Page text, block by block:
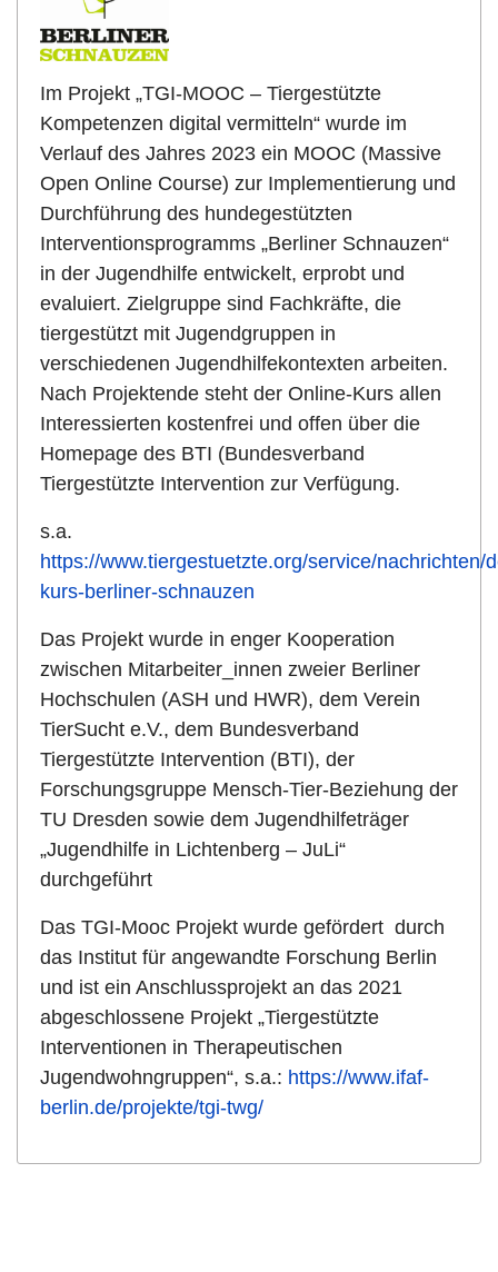
Im Projekt „TGI-MOOC – Tiergestützte
Kompetenzen digital vermitteln“ wurde im
Verlauf des Jahres 2023 ein MOOC (Massive
Open Online Course) zur Implementierung und
Durchführung des hundegestützten
Interventionsprogramms „Berliner Schnauzen“
in der Jugendhilfe entwickelt, erprobt und
evaluiert. Zielgruppe sind Fachkräfte, die
tiergestützt mit Jugendgruppen in
verschiedenen Jugendhilfekontexten arbeiten.
Nach Projektende steht der Online-Kurs allen
Interessierten kostenfrei und offen über die
Homepage des BTI (Bundesverband
Tiergestützte Intervention zur Verfügung.
s.a.
https://www.tiergestuetzte.org/service/nachrichten/
kurs-berliner-schnauzen
Das Projekt wurde in enger Kooperation
zwischen Mitarbeiter_innen zweier Berliner
Hochschulen (ASH und HWR), dem Verein
TierSucht e.V., dem Bundesverband
Tiergestützte Intervention (BTI), der
Forschungsgruppe Mensch-Tier-Beziehung der
TU Dresden sowie dem Jugendhilfeträger
„Jugendhilfe in Lichtenberg – JuLi“
durchgeführt
Das TGI-Mooc Projekt wurde gefördert durch
das Institut für angewandte Forschung Berlin
und ist ein Anschlussprojekt an das 2021
abgeschlossene Projekt „Tiergestützte
Interventionen in Therapeutischen
Jugendwohngruppen“, s.a.: https://www.ifaf-
berlin.de/projekte/tgi-twg/